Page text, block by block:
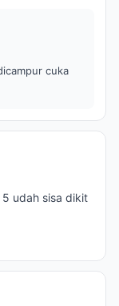
cuka
udah sisa dikit